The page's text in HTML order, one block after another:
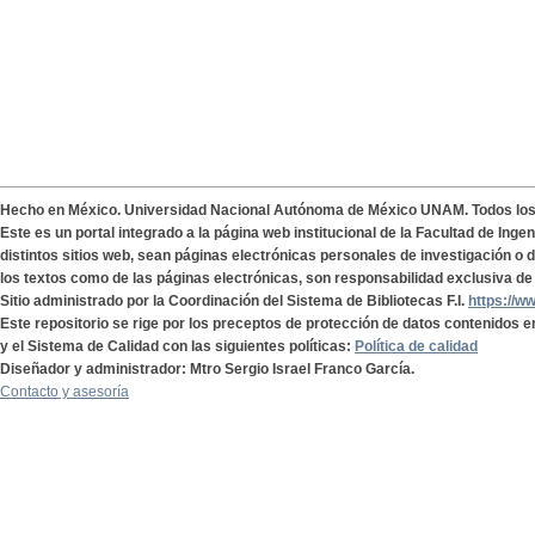
Hecho en México. Universidad Nacional Autónoma de México UNAM. Todos
Este es un portal integrado a la página web institucional de la Facultad de
distintos sitios web, sean páginas electrónicas personales de investigación o
los textos como de las páginas electrónicas, son responsabilidad exclusiva
Sitio administrado por la Coordinación del Sistema de Bibliotecas F.I. https://
Este repositorio se rige por los preceptos de protección de datos contenidos
y el Sistema de Calidad con las siguientes políticas: Política de calidad
Diseñador y administrador: Mtro Sergio Israel Franco García.
Contacto y asesoría